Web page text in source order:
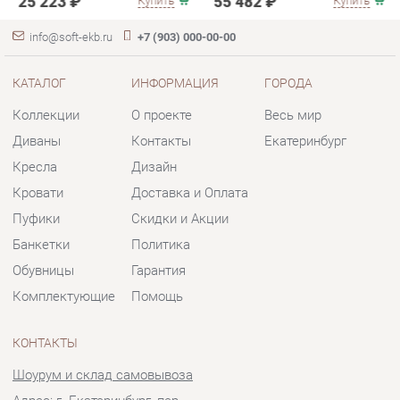
Диваны
Кресла
Кровати
Пуфики
Банкетки
Контакты
Дизайн
Доставка и Оплата
Скидки и Акции
Политика
Екатеринбург
КОНТАКТЫ
Базовый, 47
Телефон: +7 (903) 000-00-00
Отправить сообщение